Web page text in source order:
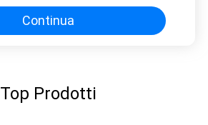
Continua
Top Prodotti